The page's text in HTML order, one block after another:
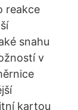
reakce
snahu
v
kartou